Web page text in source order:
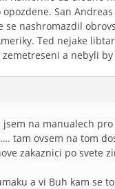
San
nashromazdil
Ted nejake
a nebyli by
jsem na manualech
tam ovsem na tom
zakaznici po svete
a vi Buh kam se